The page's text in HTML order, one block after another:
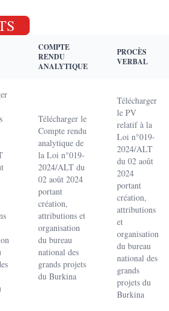
COMPTE
RENDU
ANALYTIQUE
PROCÈS
VERBAL
Télécharger le
Compte rendu
analytique de
la Loi n°019-
2024/ALT du
02 août 2024
portant
création,
attributions et
organisation
du bureau
national des
grands projets
du Burkina
Télécharger
le PV
relatif à la
Loi n°019-
2024/ALT
du 02 août
2024
portant
création,
attributions
et
organisation
du bureau
national des
grands
projets du
Burkina